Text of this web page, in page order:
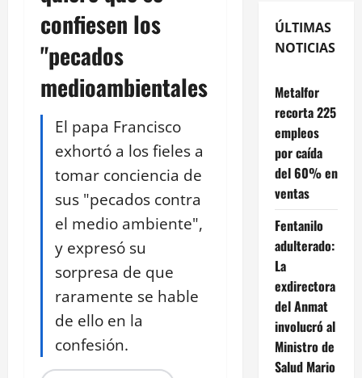
confiesen los
"pecados
medioambientales
El papa Francisco
exhortó a los fieles a
tomar conciencia de
sus "pecados contra
el medio ambiente",
y expresó su
sorpresa de que
raramente se hable
de ello en la
confesión.
ÚLTIMAS
NOTICIAS
Metalfor
recorta 225
empleos
por caída
del 60% en
ventas
Fentanilo
adulterado:
La
exdirectora
del Anmat
involucró al
Ministro de
Salud Mario